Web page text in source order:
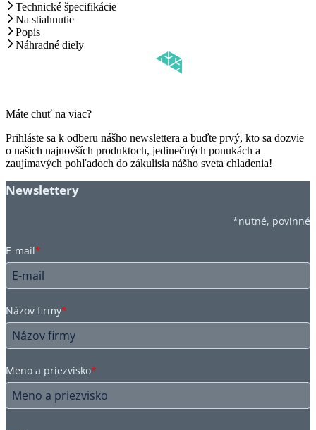
Technické špecifikácie
Na stiahnutie
Popis
Náhradné diely
Máte chuť na viac?
Prihláste sa k odberu nášho newslettera a buďte prvý, kto sa dozvie
o našich najnovších produktoch, jedinečných ponukách a
zaujímavých pohľadoch do zákulisia nášho sveta chladenia!
Newslettery
*nutné, povinné
E-mail*
Názov firmy*
Meno a priezvisko*